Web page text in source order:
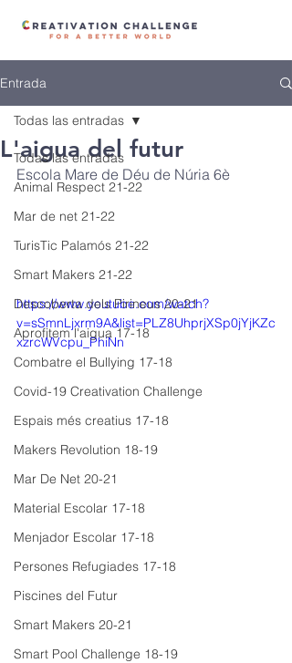
Entrada
Todas las entradas
Animal Respect 21-22
Mar de net 21-22
TurisTic Palamós 21-22
Smart Makers 21-22
Descoberta dels Pirineus 20-21
Aprofitem l'aigua 17-18
Combatre el Bullying 17-18
Covid-19 Creativation Challenge
Espais més creatius 17-18
Makers Revolution 18-19
Mar De Net 20-21
Material Escolar 17-18
Menjador Escolar 17-18
Persones Refugiades 17-18
Piscines del Futur
Smart Makers 20-21
Smart Pool Challenge 18-19
Todas las entradas
L'aigua del futur
Escola Mare de Déu de Núria 6è
https://www.youtube.com/watch?
v=sSmnLjxrm9A&list=PLZ8UhprjXSp0jYjKZc
xzrcWVcpu_PhiNn